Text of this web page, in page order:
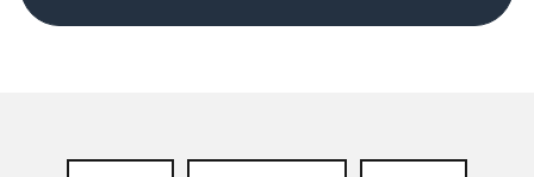
法令に定める場合や本サイトの運営委託会社を